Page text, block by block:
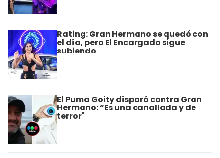
Rating: Gran Hermano se quedó con
el día, pero El Encargado sigue
subiendo
El Puma Goity disparó contra Gran
Hermano: “Es una canallada y de
terror"